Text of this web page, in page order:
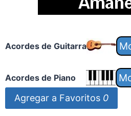
Acordes de Guitarra
Acordes de Piano
Agregar a Favoritos 0